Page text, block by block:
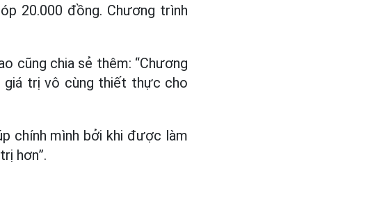
20.000 đồng. Chương trình
cũng chia sẻ thêm: “Chương
giá trị vô cùng thiết thực cho
chính mình bởi khi được làm
hơn”.